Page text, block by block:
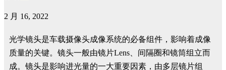
2 月 16, 2022
光学镜头是车载摄像头成像系统的必备组件，影响着成像
质量的关键。镜头一般由镜片Lens、间隔圈和镜筒组立而
成。镜头是影响进光量的一大重要因素，由多层镜片组